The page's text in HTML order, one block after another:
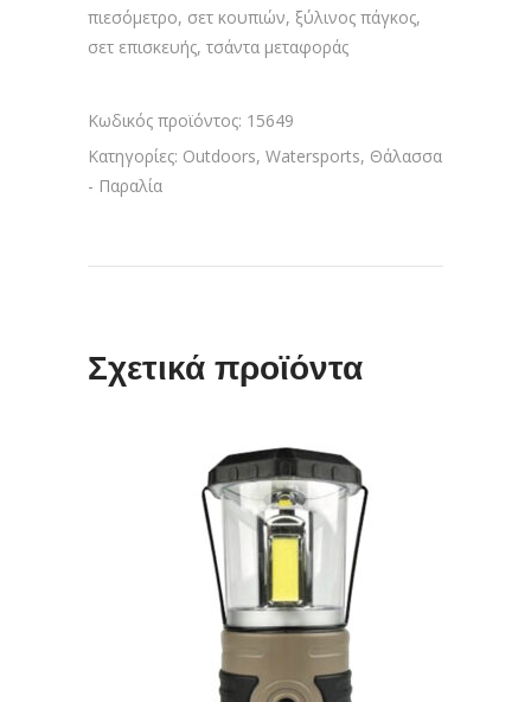
πιεσόμετρο, σετ κουπιών, ξύλινος πάγκος,
σετ επισκευής, τσάντα μεταφοράς
Κωδικός προϊόντος: 15649
Κατηγορίες: Outdoors, Watersports, Θάλασσα
- Παραλία
Σχετικά προϊόντα
ΠΡΟΣΘΉΚΗ ΣΤΟ ΚΑΛΆΘΙ